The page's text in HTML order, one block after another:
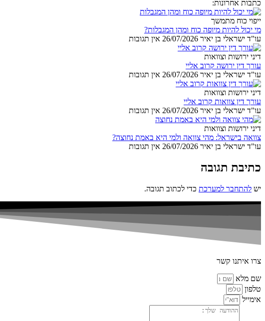
כתבות אחרונות:
ייפוי כוח מתמשך
מי יכול להיות מיופה כוח ומהן המגבלות?
עו"ד ישראלי בן יאיר 26/07/2026 אין תגובות
דיני ירושות וצוואות
עורך דין ירושה קרוב אליי
עו"ד ישראלי בן יאיר 26/07/2026 אין תגובות
דיני ירושות וצוואות
עורך דין צוואות קרוב אליי
עו"ד ישראלי בן יאיר 26/07/2026 אין תגובות
דיני ירושות וצוואות
צוואה בישראל: מהי צוואה ולמי היא באמת נחוצה?
עו"ד ישראלי בן יאיר 26/07/2026 אין תגובות
כתיבת תגובה
יש להתחבר למערכת כדי לכתוב תגובה.
צרו איתנו קשר
שם מלא
טלפון
אימייל